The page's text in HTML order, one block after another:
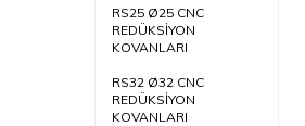
RS25 Ø25 CNC
REDÜKSİYON
KOVANLARI
RS32 Ø32 CNC
REDÜKSİYON
KOVANLARI